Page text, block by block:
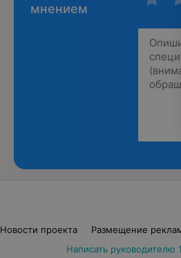
мнением
Новости проекта Размещение
Написать руководителю